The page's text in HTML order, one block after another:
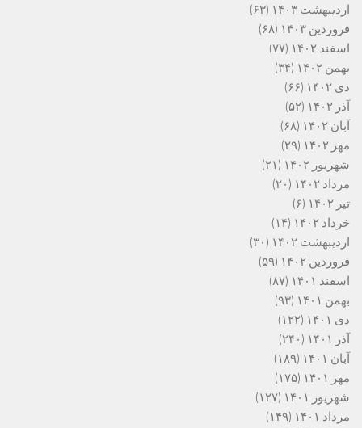
اردیبهشت ۱۴۰۳
(۶۳)
فروردین ۱۴۰۳
(۶۸)
اسفند ۱۴۰۲
(۷۷)
بهمن ۱۴۰۲
(۳۴)
دی ۱۴۰۲
(۶۶)
آذر ۱۴۰۲
(۵۲)
آبان ۱۴۰۲
(۶۸)
مهر ۱۴۰۲
(۲۹)
شهریور ۱۴۰۲
(۲۱)
مرداد ۱۴۰۲
(۲۰)
تیر ۱۴۰۲
(۶)
خرداد ۱۴۰۲
(۱۴)
اردیبهشت ۱۴۰۲
(۳۰)
فروردین ۱۴۰۲
(۵۹)
اسفند ۱۴۰۱
(۸۷)
بهمن ۱۴۰۱
(۹۳)
دی ۱۴۰۱
(۱۲۲)
آذر ۱۴۰۱
(۲۴۰)
آبان ۱۴۰۱
(۱۸۹)
مهر ۱۴۰۱
(۱۷۵)
شهریور ۱۴۰۱
(۱۲۷)
مرداد ۱۴۰۱
(۱۴۹)